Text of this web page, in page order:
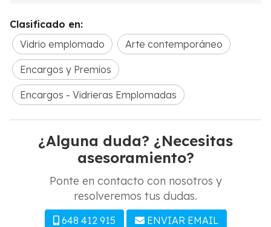
Clasificado en:
Vidrio emplomado
Arte contemporáneo
Encargos y Premios
Encargos - Vidrieras Emplomadas
¿Alguna duda? ¿Necesitas
asesoramiento?
Ponte en contacto con nosotros y
resolveremos tus dudas.
648 412 915 ENVIAR EMAIL